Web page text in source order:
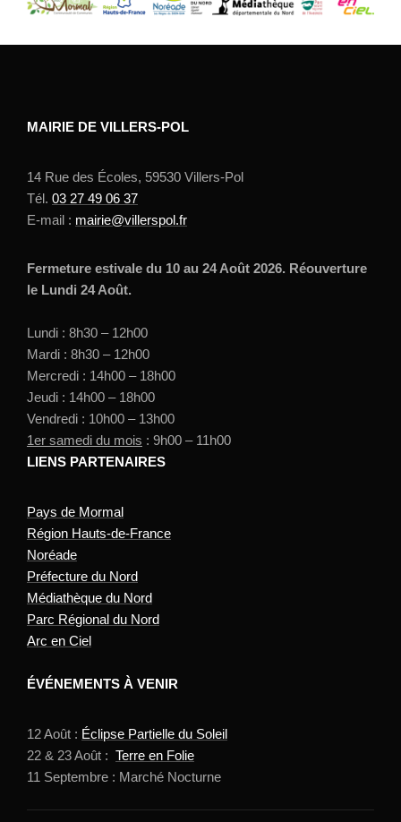
MAIRIE DE VILLERS-POL
14 Rue des Écoles, 59530 Villers-Pol
Tél. 03 27 49 06 37
E-mail : mairie@villerspol.fr
Fermeture estivale du 10 au 24 Août 2026. Réouverture
le Lundi 24 Août.
Lundi : 8h30 – 12h00
Mardi : 8h30 – 12h00
Mercredi : 14h00 – 18h00
Jeudi : 14h00 – 18h00
Vendredi : 10h00 – 13h00
1er samedi du mois : 9h00 – 11h00
LIENS PARTENAIRES
Pays de Mormal
Région Hauts-de-France
Noréade
Préfecture du Nord
Médiathèque du Nord
Parc Régional du Nord
Arc en Ciel
ÉVÉNEMENTS À VENIR
12 Août : Éclipse Partielle du Soleil
22 & 23 Août : Terre en Folie
11 Septembre : Marché Nocturne